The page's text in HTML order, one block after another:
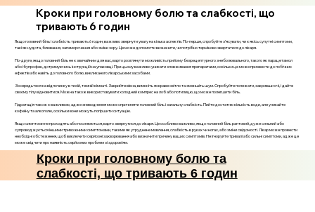
Кроки при головному болю та слабкості, що
тривають 6 годин
Якщо головний біль і слабкість тривають 6 годин, важливо звернути увагу на кілька аспектів. По-перше, спробуйте з’ясувати, чи є якісь супутні симптоми,
такі як нудота, блювання, запаморочення або зміни зору. Це може допомогти визначити, чи потрібно терміново звертатися до лікаря.
По-друге, якщо головний біль не є звичайним для вас, варто розглянути можливість прийому безрецептурного знеболювального, такого як парацетамол
або ібупрофен, дотримуючись інструкцій на упаковці. При цьому важливо уникати зловживання препаратами, оскільки це може призвести до побічних
ефектів або навіть до головного болю, викликаного лікарськими засобами.
Зосередьтеся на відпочинку в тихій, темній кімнаті. Закрийте вікна, вимкніть яскраве світло та зменшіть шум. Спробуйте полежати, закривши очі, і дайте
своєму тілу відновитися. Можна також використовувати холодний компрес на лоб або потилицю, що може полегшити біль.
Гідратація також є важливою, адже зневоднення може спричиняти головний біль і загальну слабкість. Пийте достатню кількість води, але уникайте
кофеїну та алкоголю, оскільки вони можуть погіршити ситуацію.
Якщо симптоми не проходять або посилюються, варто звернутися до лікаря. Це особливо важливо, якщо головний біль раптовий, дуже сильний або
супроводжується іншими тривожними симптомами, такими як утруднене мовлення, слабкість в руках чи ногах, або зміни свідомості. Лікар може провести
необхідні обстеження, щоб виключити серйозні захворювання або визначити причину ваших симптомів. Не ігноруйте тривалі або сильні симптоми, адже це
може свідчити про наявність серйозних проблем зі здоров’ям.
Кроки при головному болю та
слабкості, що тривають 6 годин